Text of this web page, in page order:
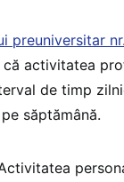
preuniversitar nr.
că activitatea
de timp
săptămână.